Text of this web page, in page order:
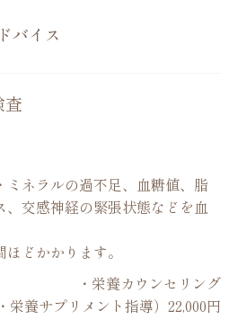
バイス
査
ミネラルの過不足、血糖値、脂
交感神経の緊張状態などを血
どかかります。
・栄養カウンセリング
栄養サプリメント指導）22,000円